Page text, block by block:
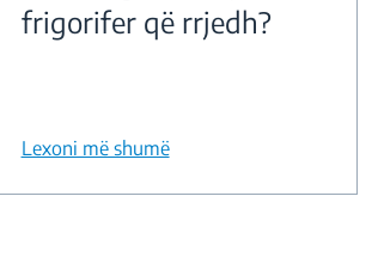
frigorifer që rrjedh?
Lexoni më shumë